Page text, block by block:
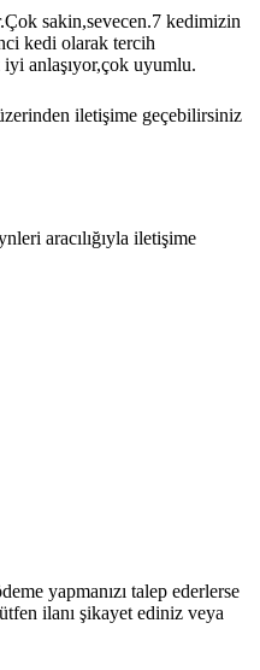
sakin,sevecen.7 kedimizin
kedi olarak tercih
anlaşıyor,çok uyumlu.
iletişime geçebilirsiniz
aracılığıyla iletişime
yapmanızı talep ederlerse
ilanı şikayet ediniz veya